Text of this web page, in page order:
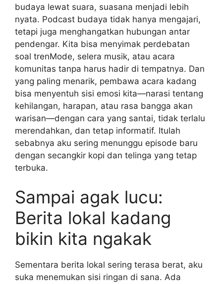
budaya lewat suara, suasana menjadi lebih
nyata. Podcast budaya tidak hanya mengajari,
tetapi juga menghangatkan hubungan antar
pendengar. Kita bisa menyimak perdebatan
soal trenMode, selera musik, atau acara
komunitas tanpa harus hadir di tempatnya. Dan
yang paling menarik, pembawa acara kadang
bisa menyentuh sisi emosi kita—narasi tentang
kehilangan, harapan, atau rasa bangga akan
warisan—dengan cara yang santai, tidak terlalu
merendahkan, dan tetap informatif. Itulah
sebabnya aku sering menunggu episode baru
dengan secangkir kopi dan telinga yang tetap
terbuka.
Sampai agak lucu:
Berita lokal kadang
bikin kita ngakak
Sementara berita lokal sering terasa berat, aku
suka menemukan sisi ringan di sana. Ada